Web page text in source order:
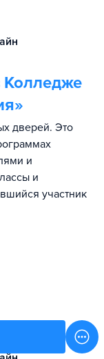
Колледже
дверей. Это
и
и
участник